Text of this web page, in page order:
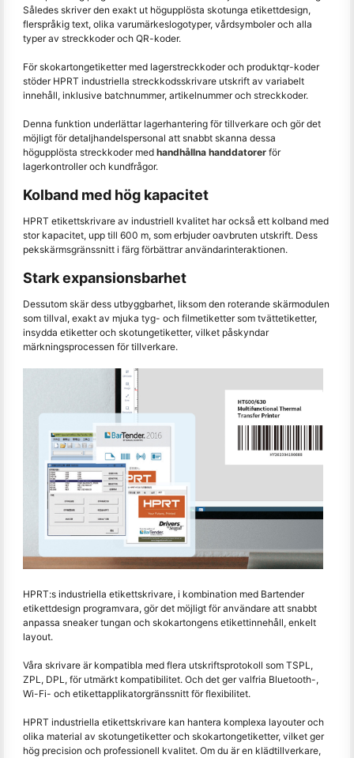
Således skriver den exakt ut högupplösta skotunga etikettdesign,
flerspråkig text, olika varumärkeslogotyper, vårdsymboler och alla
typer av streckkoder och QR-koder.
För skokartongetiketter med lagerstreckkoder och produktqr-koder
stöder HPRT industriella streckkodsskrivare utskrift av variabelt
innehåll, inklusive batchnummer, artikelnummer och streckkoder.
Denna funktion underlättar lagerhantering för tillverkare och gör det
möjligt för detaljhandelspersonal att snabbt skanna dessa
högupplösta streckkoder med handhållna handdatorer för
lagerkontroller och kundfrågor.
Kolband med hög kapacitet
HPRT etikettskrivare av industriell kvalitet har också ett kolband med
stor kapacitet, upp till 600 m, som erbjuder oavbruten utskrift. Dess
pekskärmsgränssnitt i färg förbättrar användarinteraktionen.
Stark expansionsbarhet
Dessutom skär dess utbyggbarhet, liksom den roterande skärmodulen
som tillval, exakt av mjuka tyg- och filmetiketter som tvättetiketter,
insydda etiketter och skotungetiketter, vilket påskyndar
märkningsprocessen för tillverkare.
HPRT:s industriella etikettskrivare, i kombination med Bartender
etikettdesign programvara, gör det möjligt för användare att snabbt
anpassa sneaker tungan och skokartongens etikettinnehåll, enkelt
layout.
Våra skrivare är kompatibla med flera utskriftsprotokoll som TSPL,
ZPL, DPL, för utmärkt kompatibilitet. Och det ger valfria Bluetooth-,
Wi-Fi- och etikettapplikatorgränssnitt för flexibilitet.
HPRT industriella etikettskrivare kan hantera komplexa layouter och
olika material av skotungetiketter och skokartongetiketter, vilket ger
hög precision och professionell kvalitet. Om du är en klädtillverkare,